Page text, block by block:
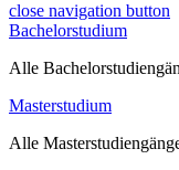
close navigation button
Bachelorstudium
Alle
Masterstudium
Alle